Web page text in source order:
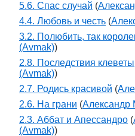
5.6. Спас случай (
4.4. Любовь и честь (
3.2. Полюбить, так
(Avmak))
2.8. Последствия клеветы
(Avmak))
2.7. Родись красивой (
2.6. На грани (Александр
2.3. Аббат и Апессандро (
(Avmak))